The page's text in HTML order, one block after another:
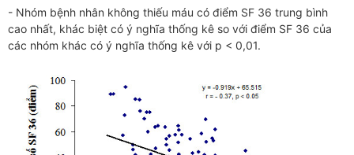
- Nhóm bệnh nhân không thiếu máu có điểm SF 36 trung bình
cao nhất, khác biệt có ý nghĩa thống kê so với điểm SF 36 của
các nhóm khác có ý nghĩa thống kê với p < 0,01.